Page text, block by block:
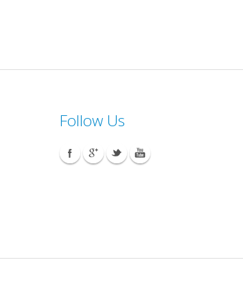
Follow Us